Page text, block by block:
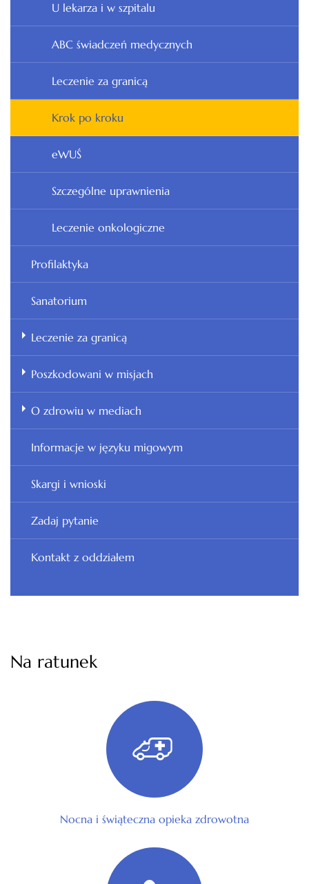
U lekarza i w szpitalu
ABC świadczeń medycznych
Leczenie za granicą
Krok po kroku
eWUŚ
Szczególne uprawnienia
Leczenie onkologiczne
Profilaktyka
Sanatorium
Leczenie za granicą
Poszkodowani w misjach
O zdrowiu w mediach
Informacje w języku migowym
Skargi i wnioski
Zadaj pytanie
Kontakt z oddziałem
Na ratunek
Nocna i świąteczna opieka zdrowotna